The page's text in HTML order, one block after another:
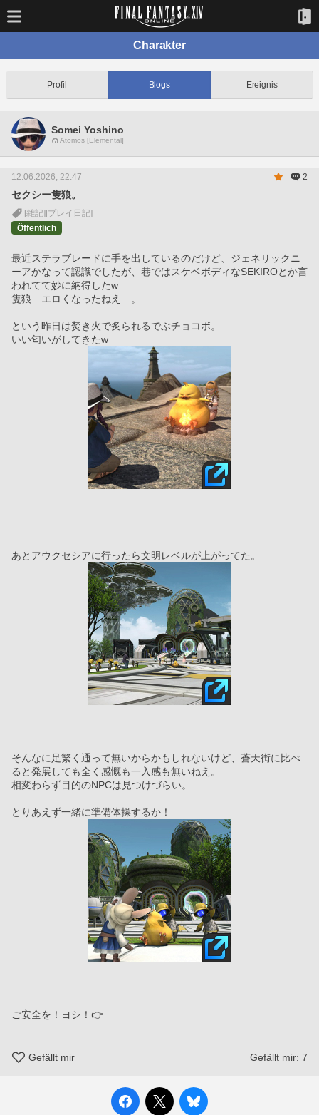
Charakter
Profil Blogs Ereignis
Somei Yoshino
Atomos [Elemental]
12.06.2026, 22:47 2
セクシー隻狼。
[雑記] [プレイ日記]
Öffentlich
最近ステラブレードに手を出しているのだけど、ジェネリックニ
ーアかなって認識でしたが、巷ではスケベボディなSEKIROとか言
われてて妙に納得したw
隻狼…エロくなったねえ…。
という昨日は焚き火で炙られるでぶチョコボ。
いい匂いがしてきたw
あとアウクセシアに行ったら文明レベルが上がってた。
そんなに足繁く通って無いからかもしれないけど、蒼天街に比べ
ると発展しても全く感慨も一入感も無いねえ。
相変わらず目的のNPCは見つけづらい。
とりあえず一緒に準備体操するか！
ご安全を！ヨシ！👉
Gefällt mir Gefällt mir: 7